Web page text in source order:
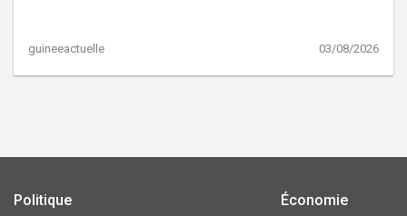
guineeactuelle 03/08/2026
Politique
Économie